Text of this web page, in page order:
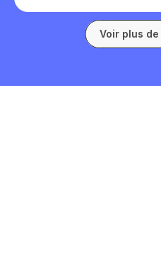
Voir plus